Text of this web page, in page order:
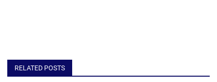
RELATED POSTS